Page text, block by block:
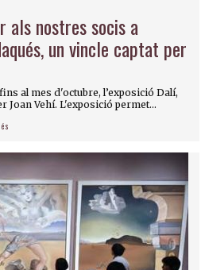
als nostres socis a
un vincle captat per
al mes d'octubre, l’exposició Dalí,
Joan Vehí. L'exposició permet...